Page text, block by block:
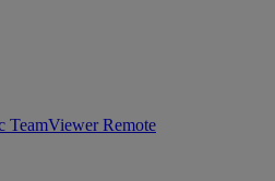
TeamViewer Remote